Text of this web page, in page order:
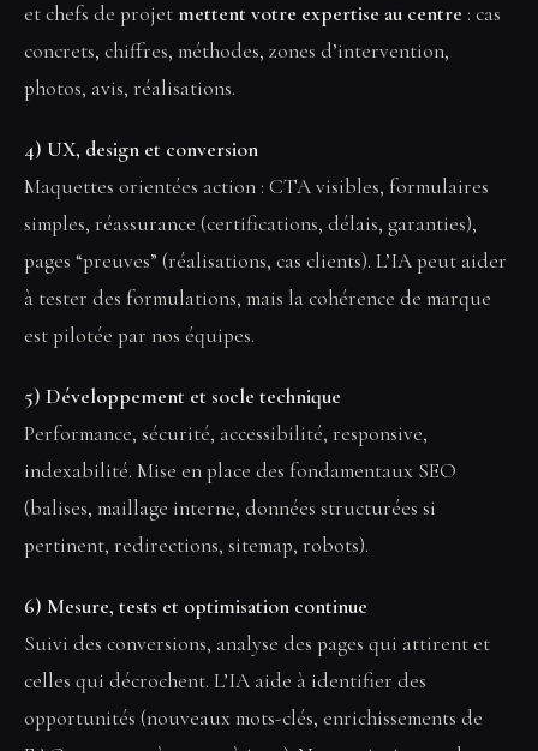
et chefs de projetmettent votre expertise au centre : cas
concrets, chiffres, méthodes, zones d’intervention,
photos, avis, réalisations.
4) UX, design et conversion
Maquettes orientées action : CTA visibles, formulaires
simples, réassurance (certifications, délais, garanties),
pages “preuves” (réalisations, cas clients). L’IA peut aider
à tester des formulations, mais la cohérence de marque
est pilotée par nos équipes.
5) Développement et socle technique
Performance, sécurité, accessibilité, responsive,
indexabilité. Mise en place des fondamentaux SEO
(balises, maillage interne, données structurées si
pertinent, redirections, sitemap, robots).
6) Mesure, tests et optimisation continue
Suivi des conversions, analyse des pages qui attirent et
celles qui décrochent. L’IA aide à identifier des
opportunités (nouveaux mots-clés, enrichissements de